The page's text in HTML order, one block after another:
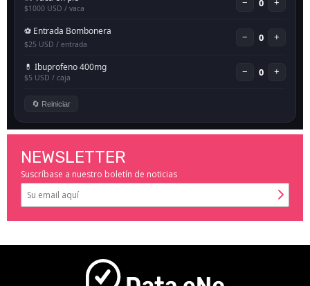
NEWSLETTER
Suscríbase a nuestro boletín de noticias